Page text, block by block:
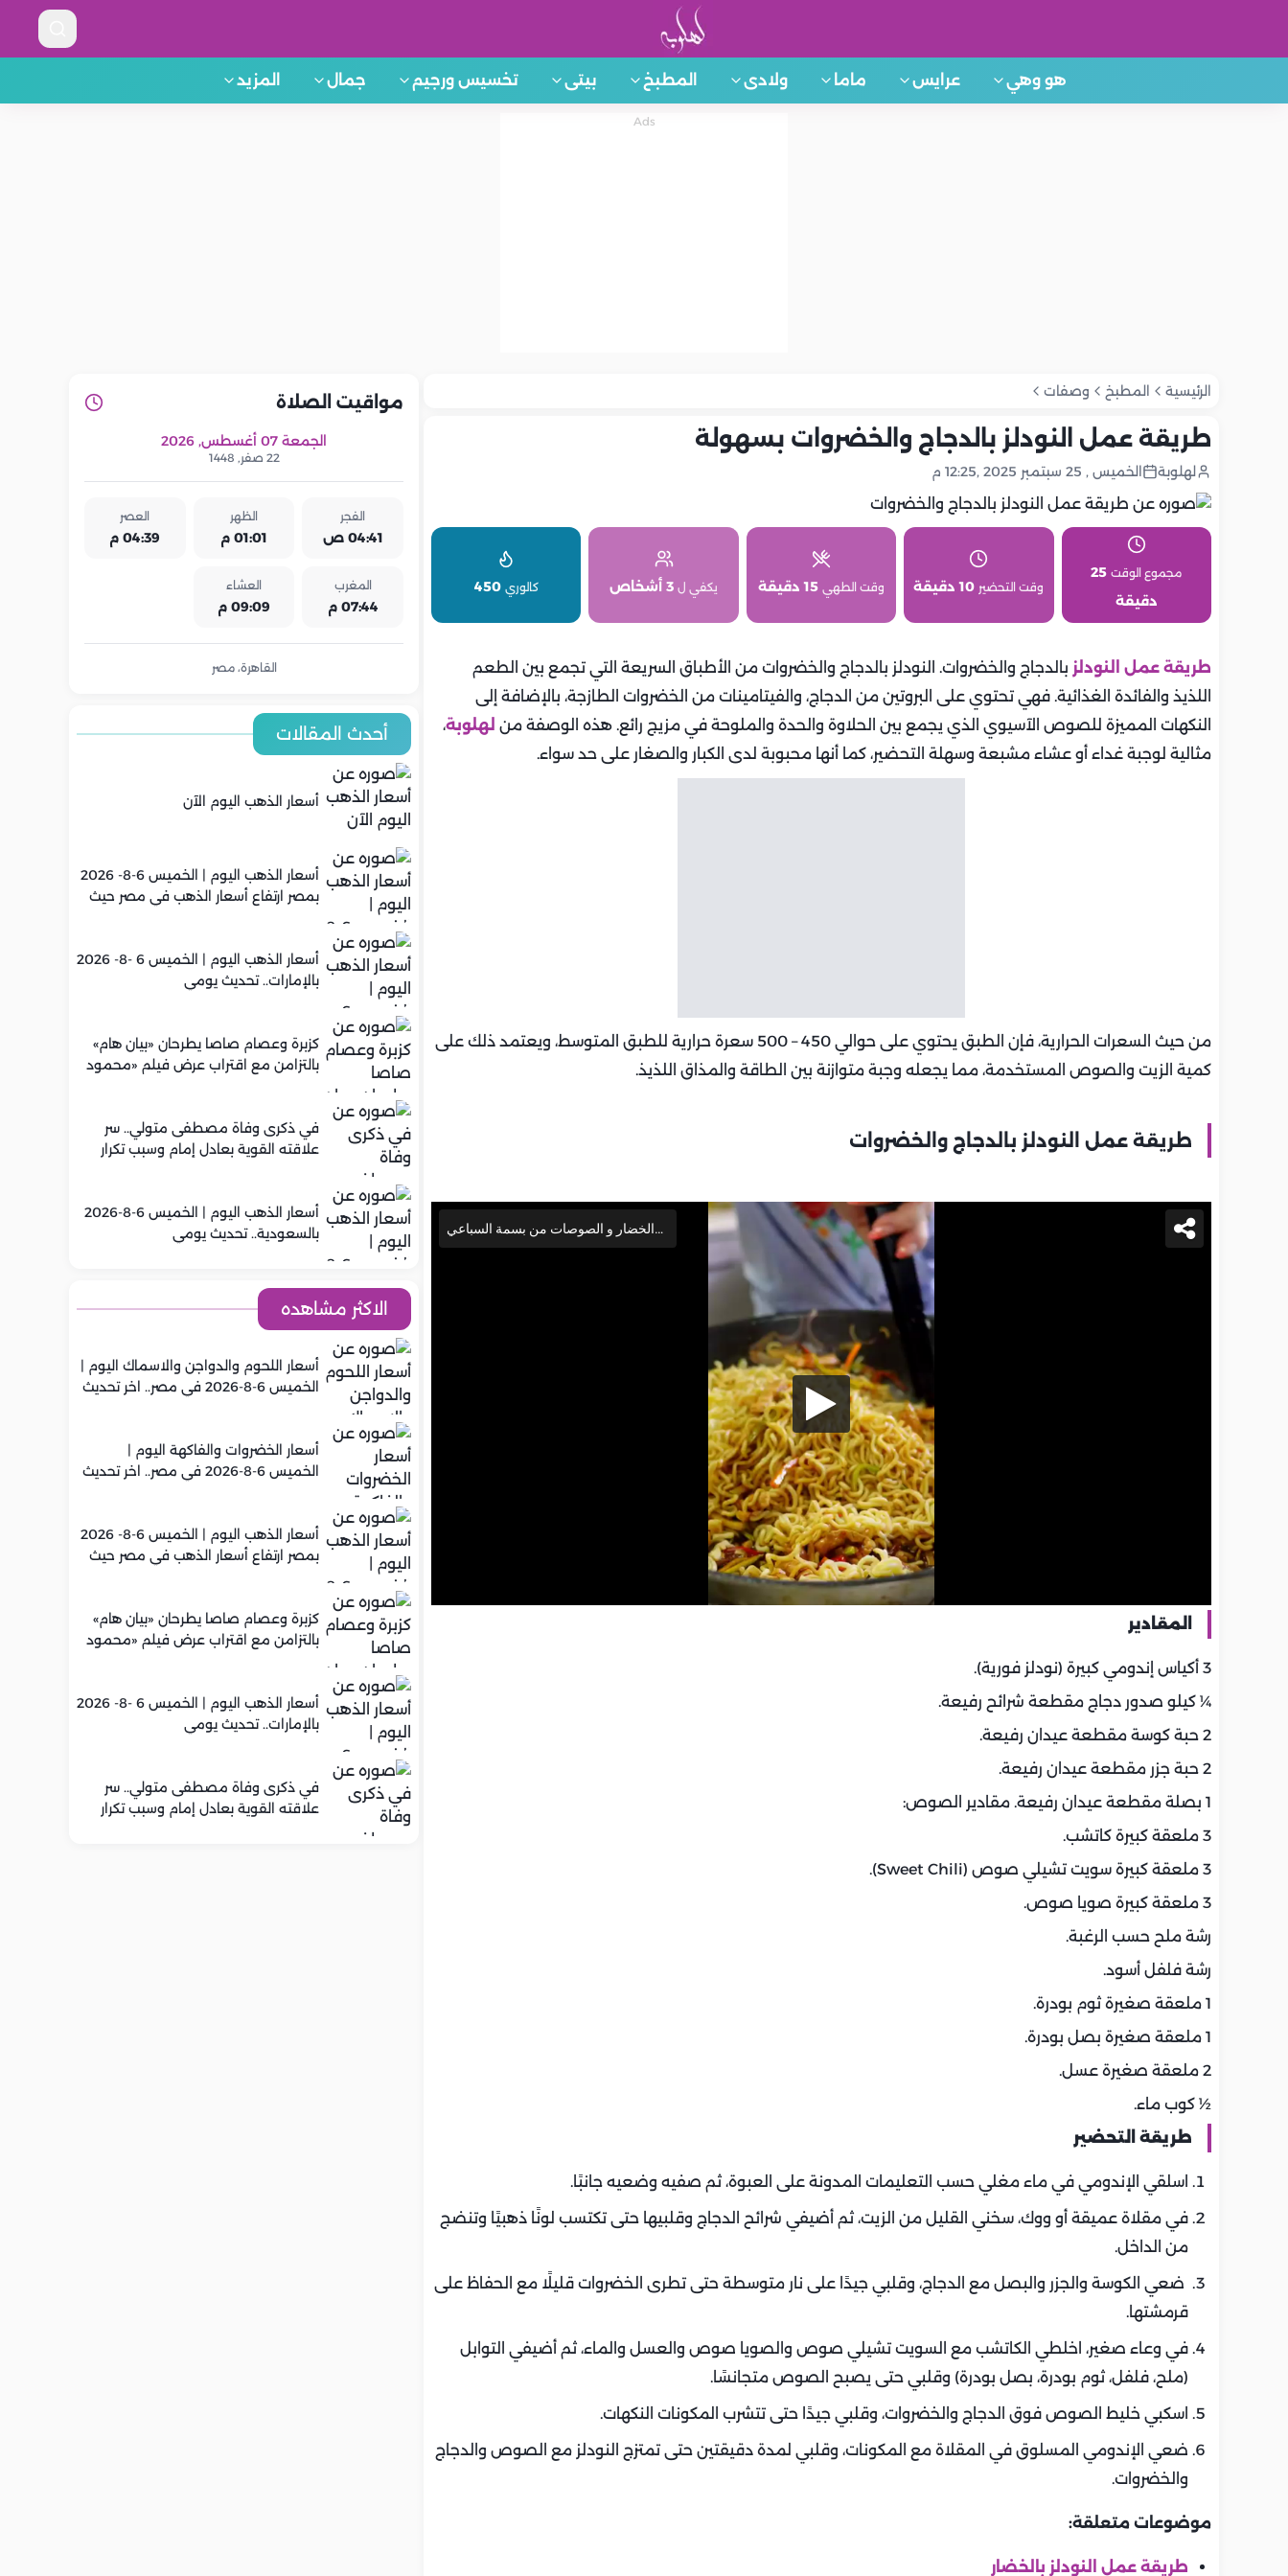
هو وهي عرايس ماما ولادى المطبخ بيتى تخسيس ورجيم جمال المزيد
الرئيسية المطبخ وصفات
طريقة عمل النودلز بالدجاج والخضروات بسهولة
لهلوبة الخميس , 25 سبتمبر 2025 ,12:25 م
مجموع الوقت 25
دقيقة
وقت التحضير 10 دقيقة وقت الطهي 15 دقيقة يكفي ل 3 أشخاص كالوري 450
طريقة عمل النودلز بالدجاج والخضروات. النودلز بالدجاج والخضروات من الأطباق السريعة التي تجمع بين الطعم
اللذيذ والفائدة الغذائية. فهي تحتوي على البروتين من الدجاج، والفيتامينات من الخضروات الطازجة، بالإضافة إلى
النكهات المميزة للصوص الآسيوي الذي يجمع بين الحلاوة والحدة والملوحة في مزيج رائع. هذه الوصفة من لهلوبة،
مثالية لوجبة غداء أو عشاء مشبعة وسهلة التحضير، كما أنها محبوبة لدى الكبار والصغار على حد سواء.
من حيث السعرات الحرارية، فإن الطبق يحتوي على حوالي 450 – 500 سعرة حرارية للطبق المتوسط، ويعتمد ذلك على
كمية الزيت والصوص المستخدمة، مما يجعله وجبة متوازنة بين الطاقة والمذاق اللذيذ.
طريقة عمل النودلز بالدجاج والخضروات
المقادير
3 أكياس إندومي كبيرة (نودلز فورية).
¼ كيلو صدور دجاج مقطعة شرائح رفيعة.
2 حبة كوسة مقطعة عيدان رفيعة.
2 حبة جزر مقطعة عيدان رفيعة.
1 بصلة مقطعة عيدان رفيعة. مقادير الصوص:
3 ملعقة كبيرة كاتشب.
3 ملعقة كبيرة سويت تشيلي صوص (Sweet Chili).
3 ملعقة كبيرة صويا صوص.
رشة ملح حسب الرغبة.
رشة فلفل أسود.
1 ملعقة صغيرة ثوم بودرة.
1 ملعقة صغيرة بصل بودرة.
2 ملعقة صغيرة عسل.
½ كوب ماء.
طريقة التحضير
اسلقي الإندومي في ماء مغلي حسب التعليمات المدونة على العبوة، ثم صفيه وضعيه جانبًا.
في مقلاة عميقة أو ووك، سخني القليل من الزيت، ثم أضيفي شرائح الدجاج وقلبيها حتى تكتسب لونًا ذهبيًا وتنضج
من الداخل.
ضعي الكوسة والجزر والبصل مع الدجاج، وقلبي جيدًا على نار متوسطة حتى تطرى الخضروات قليلًا مع الحفاظ على
قرمشتها.
في وعاء صغير، اخلطي الكاتشب مع السويت تشيلي صوص والصويا صوص والعسل والماء، ثم أضيفي التوابل
(ملح، فلفل، ثوم بودرة، بصل بودرة) وقلبي حتى يصبح الصوص متجانسًا.
اسكبي خليط الصوص فوق الدجاج والخضروات، وقلبي جيدًا حتى تتشرب المكونات النكهات.
ضعي الإندومي المسلوق في المقلاة مع المكونات، وقلبي لمدة دقيقتين حتى تمتزج النودلز مع الصوص والدجاج
والخضروات.
موضوعات متعلقة:
طريقة عمل النودلز بالخضار
مواقيت الصلاة
الجمعة 07 أغسطس, 2026
22 صفر, 1448
الفجر
04:41 ص
الظهر
01:01 م
العصر
04:39 م
المغرب
07:44 م
العشاء
09:09 م
القاهرة، مصر
أحدث المقالات
أسعار الذهب اليوم الآن
أسعار الذهب اليوم | الخميس 6-8- 2026
بمصر ارتفاع أسعار الذهب في مصر حيث
أسعار الذهب اليوم | الخميس 6 -8- 2026
بالإمارات.. تحديث يومي
كزبرة وعصام صاصا يطرحان «بيان هام»
بالتزامن مع اقتراب عرض فيلم «محمود
في ذكرى وفاة مصطفى متولي.. سر
علاقته القوية بعادل إمام وسبب تكرار
أسعار الذهب اليوم | الخميس 6-8-2026
بالسعودية.. تحديث يومي
الاكثر مشاهده
أسعار اللحوم والدواجن والاسماك اليوم |
الخميس 6-8-2026 في مصر.. اخر تحديث
أسعار الخضروات والفاكهة اليوم |
الخميس 6-8-2026 في مصر.. اخر تحديث
أسعار الذهب اليوم | الخميس 6-8- 2026
بمصر ارتفاع أسعار الذهب في مصر حيث
كزبرة وعصام صاصا يطرحان «بيان هام»
بالتزامن مع اقتراب عرض فيلم «محمود
أسعار الذهب اليوم | الخميس 6 -8- 2026
بالإمارات.. تحديث يومي
في ذكرى وفاة مصطفى متولي.. سر
علاقته القوية بعادل إمام وسبب تكرار